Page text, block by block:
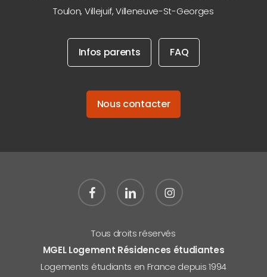
Toulon, Villejuif,Villeneuve-St-Georges
Infos parents FAQ
Nous contacter
facebooklinkedin instagram
Tous droits réservés
MGEL Logement Résidences étudiantes
Logements étudiants en France depuis 1994